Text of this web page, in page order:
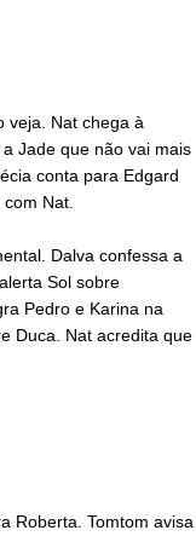
veja. Nat chega à
Jade que não vai mais
conta para Edgard
Nat.
Dalva confessa a
Sol sobre
Pedro e Karina na
Duca. Nat acredita que
Roberta. Tomtom avisa